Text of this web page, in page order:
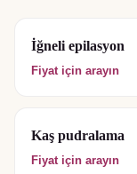
İğneli epilasyon
Fiyat için arayın
Kaş pudralama
Fiyat için arayın